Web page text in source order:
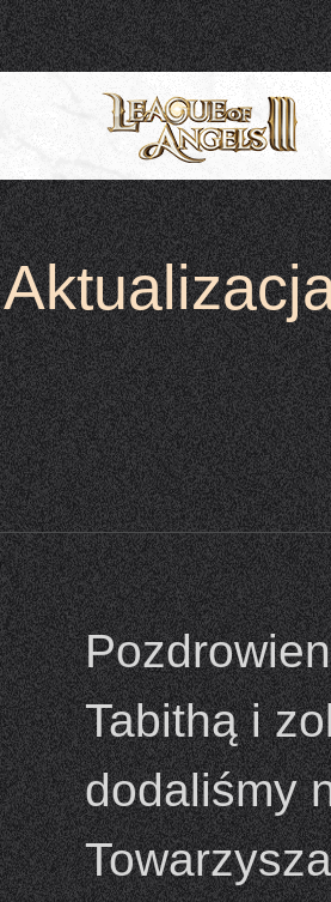
Tabithą i
dodaliśmy